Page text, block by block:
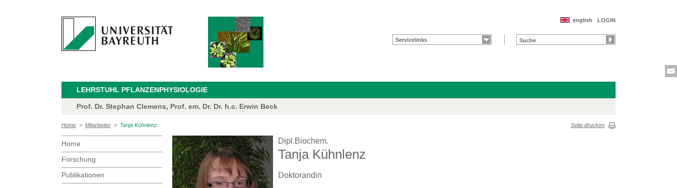
LOGIN
english
Servicelinks
LEHRSTUHL PFLANZENPHYSIOLOGIE
Prof. Dr. Stephan Clemens, Prof. em. Dr. Dr. h.c. Erwin Beck
Home > Mitarbeiter > Tanja Kühnlenz Seite drucken
Home
Forschung
Publikationen
Dipl.Biochem.
Tanja Kühnlenz
Doktorandin